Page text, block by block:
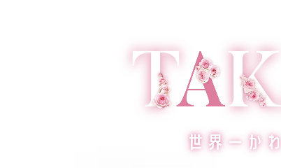
げな淡い色合いが透明感を引き出してくれる。トレンドに敏